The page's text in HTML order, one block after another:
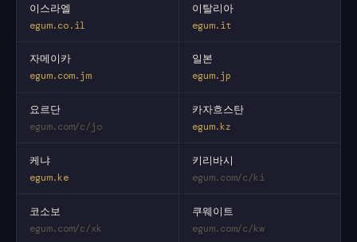
이스라엘
egum.co.il
이탈리아
egum.it
자메이카
egum.com.jm
일본
egum.jp
요르단
egum.com/c/jo
카자흐스탄
egum.kz
케냐
egum.ke
키리바시
egum.com/c/ki
코소보
egum.com/c/xk
쿠웨이트
egum.com/c/kw